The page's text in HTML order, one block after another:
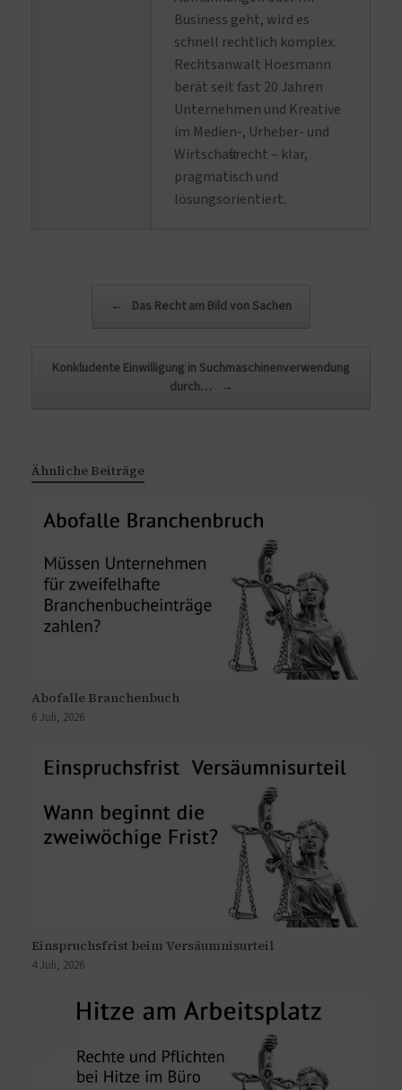
Business geht, wird es
schnell rechtlich komplex.
Rechtsanwalt Hoesmann
berät seit fast 20 Jahren
Unternehmen und Kreative
im Medien-, Urheber- und
Wirtschaftsrecht – klar,
pragmatisch und
lösungsorientiert.
← Das Recht am Bild von Sachen
Konkludente Einwilligung in Suchmaschinenverwendung
durch…
→
Ähnliche Beiträge
Abofalle Branchenbuch
6 Juli, 2026
Einspruchsfrist beim Versäumnisurteil
4 Juli, 2026